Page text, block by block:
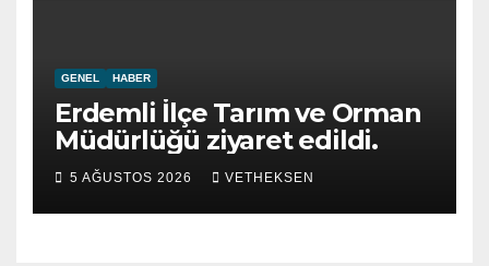
GENEL HABER
Erdemli İlçe Tarım ve Orman
Müdürlüğü ziyaret edildi.
5 AĞUSTOS 2026 VETHEKSEN